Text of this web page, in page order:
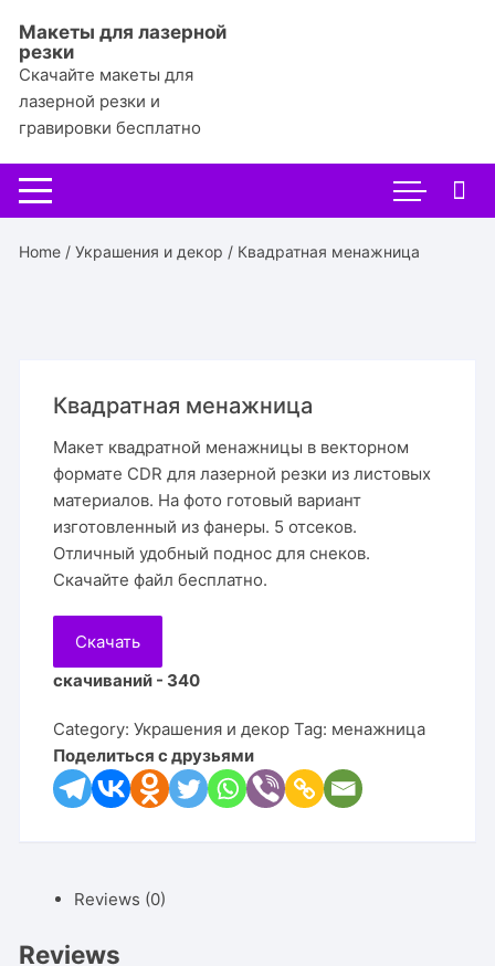
содержимому
Макеты для лазерной
резки
Скачайте макеты для
лазерной резки и
гравировки бесплатно
Home /Украшения и декор / Квадратная менажница
Квадратная менажница
Макет квадратной менажницы в векторном
формате CDR для лазерной резки из листовых
материалов. На фото готовый вариант
изготовленный из фанеры. 5 отсеков.
Отличный удобный поднос для снеков.
Скачайте файл бесплатно.
Скачать
скачиваний - 340
Category:Украшения и декор Tag: менажница
Поделиться с друзьями
Reviews (0)
Reviews